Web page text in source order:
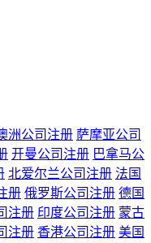
洲公司注册 萨摩亚公司
开曼公司注册 巴拿马公
北爱尔兰公司注册 法国
册 俄罗斯公司注册 德国
注册 印度公司注册 蒙古
注册 香港公司注册 美国